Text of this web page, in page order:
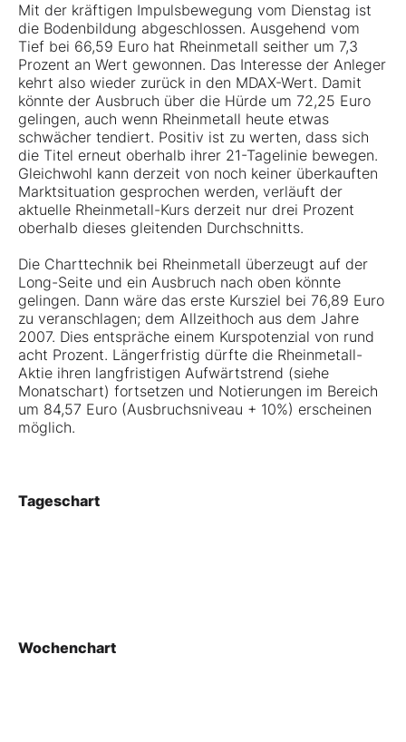
Mit der kräftigen Impulsbewegung vom Dienstag ist
die Bodenbildung abgeschlossen. Ausgehend vom
Tief bei 66,59 Euro hat Rheinmetall seither um 7,3
Prozent an Wert gewonnen. Das Interesse der Anleger
kehrt also wieder zurück in den MDAX-Wert. Damit
könnte der Ausbruch über die Hürde um 72,25 Euro
gelingen, auch wenn Rheinmetall heute etwas
schwächer tendiert. Positiv ist zu werten, dass sich
die Titel erneut oberhalb ihrer 21-Tagelinie bewegen.
Gleichwohl kann derzeit von noch keiner überkauften
Marktsituation gesprochen werden, verläuft der
aktuelle Rheinmetall-Kurs derzeit nur drei Prozent
oberhalb dieses gleitenden Durchschnitts.
Die Charttechnik bei Rheinmetall überzeugt auf der
Long-Seite und ein Ausbruch nach oben könnte
gelingen. Dann wäre das erste Kursziel bei 76,89 Euro
zu veranschlagen; dem Allzeithoch aus dem Jahre
2007. Dies entspräche einem Kurspotenzial von rund
acht Prozent. Längerfristig dürfte die Rheinmetall-
Aktie ihren langfristigen Aufwärtstrend (siehe
Monatschart) fortsetzen und Notierungen im Bereich
um 84,57 Euro (Ausbruchsniveau + 10%) erscheinen
möglich.
Tageschart
Wochenchart